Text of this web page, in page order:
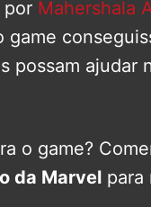
por Mahershala
game
possam ajudar
o game?
da Marvel para